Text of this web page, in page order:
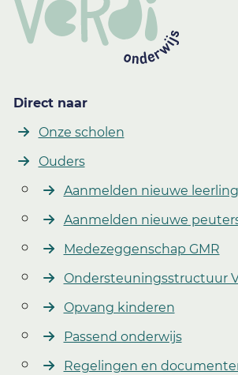
Direct naar
Onze scholen
Ouders
Aanmelden nieuwe
Aanmelden nieuwe
Medezeggenschap GMR
Ondersteuningsstructuur
Opvang kinderen
Passend onderwijs
Regelingen en